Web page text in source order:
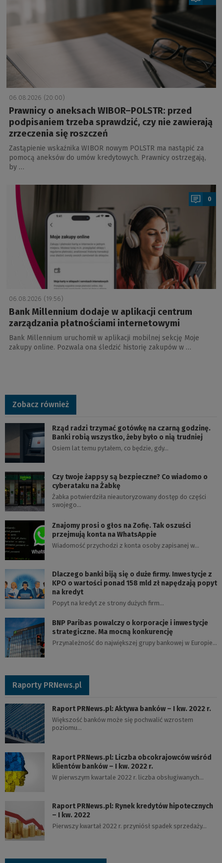
06.08.2026 (20:00)
Prawnicy o aneksach WIBOR–POLSTR: przed
podpisaniem trzeba sprawdzić, czy nie zawierają
zrzeczenia się roszczeń
Zastąpienie wskaźnika WIBOR nowym POLSTR ma nastąpić za
pomocą aneksów do umów kredytowych. Prawnicy ostrzegają,
by …
0
06.08.2026 (19:56)
Bank Millennium dodaje w aplikacji centrum
zarządzania płatnościami internetowymi
Bank Millennium uruchomił w aplikacji mobilnej sekcję Moje
zakupy online. Pozwala ona śledzić historię zakupów w …
Zobacz również
Rząd radzi trzymać gotówkę na czarną godzinę.
Banki robią wszystko, żeby było o nią trudniej
Osiem lat temu pytałem, co będzie, gdy…
Czy twoje żappsy są bezpieczne? Co wiadomo o
cyberataku na Żabkę
Żabka potwierdziła nieautoryzowany dostęp do części
swojego…
Znajomy prosi o głos na Zofię. Tak oszuści
przejmują konta na WhatsAppie
Wiadomość przychodzi z konta osoby zapisanej w…
Dlaczego banki biją się o duże firmy. Inwestycje z
KPO o wartości ponad 158 mld zł napędzają popyt
na kredyt
Popyt na kredyt ze strony dużych firm…
BNP Paribas powalczy o korporacje i inwestycje
strategiczne. Ma mocną konkurencję
Przynależność do największej grupy bankowej w Europie…
Raporty PRNews.pl
Raport PRNews.pl: Aktywa banków – I kw. 2022 r.
Większość banków może się pochwalić wzrostem
poziomu…
Raport PRNews.pl: Liczba obcokrajowców wśród
klientów banków – I kw. 2022 r.
W pierwszym kwartale 2022 r. liczba obsługiwanych…
Raport PRNews.pl: Rynek kredytów hipotecznych
– I kw. 2022
Pierwszy kwartał 2022 r. przyniósł spadek sprzedaży…